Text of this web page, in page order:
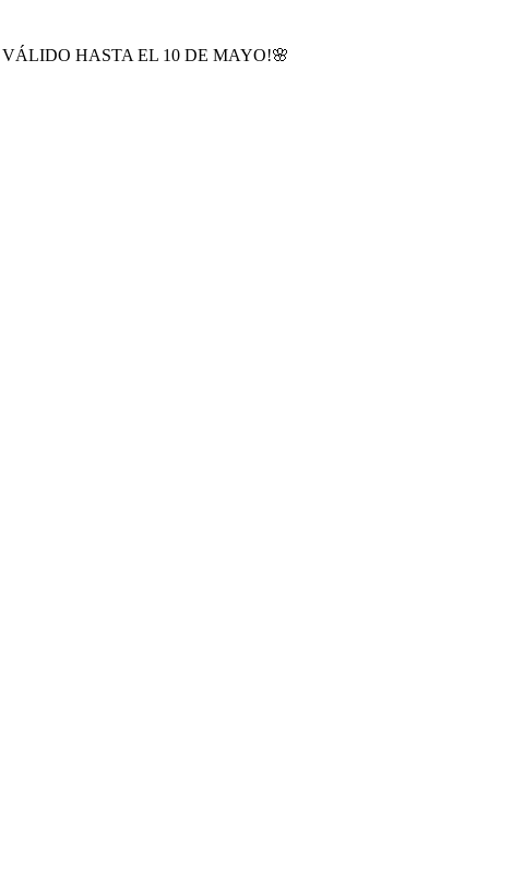
VÁLIDO HASTA EL 10 DE MAYO!🌸